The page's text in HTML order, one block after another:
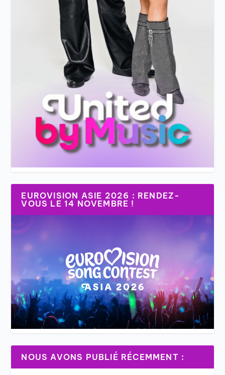
EUROVISION ASIE 2026 : RENDEZ-
VOUS LE 14 NOVEMBRE !
NOUS AVONS PUBLIÉ RÉCEMMENT :